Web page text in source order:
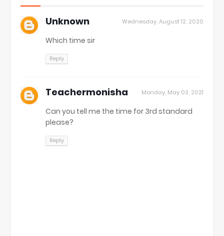
Unknown Wednesday, August 12, 2020
Which time sir
Reply
Teachermonisha Monday, May 03, 2021
Can you tell me the time for 3rd standard
please?
Reply